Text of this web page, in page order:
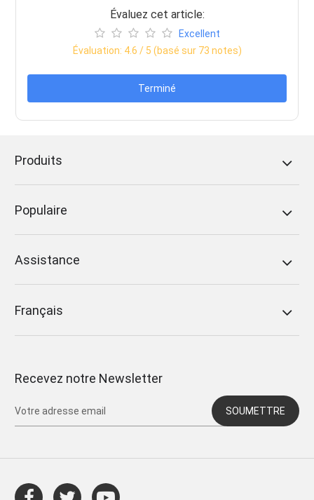
Évaluez cet article:
Excellent
Évaluation: 4.6 / 5 (basé sur 73 notes)
Terminé
Produits
Populaire
Assistance
Français
Recevez notre Newsletter
SOUMETTRE